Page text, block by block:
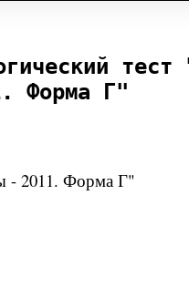
тест
Форма Г"
- 2011. Форма Г"